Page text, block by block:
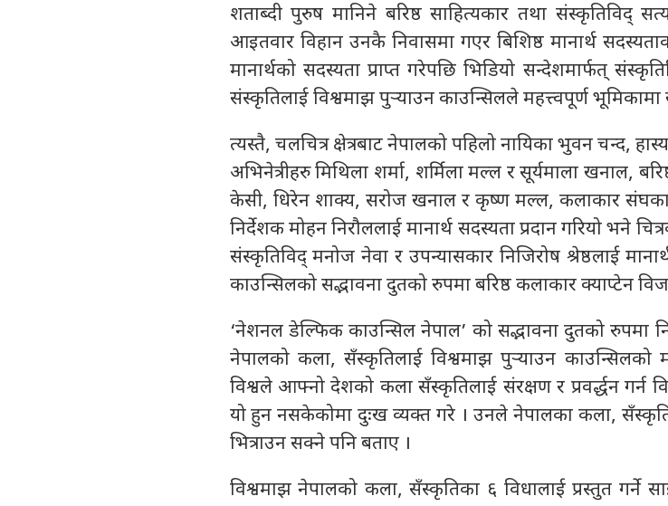
शताब्दी पुरुष मानिने बरिष्ठ साहित्यकार तथा संस्कृतिविद्
आइतवार विहान उनकै निवासमा गएर बिशिष्ठ मानार्थ
मानार्थको सदस्यता प्राप्त गरेपछि भिडियो सन्देशमार्फत्
संस्कृतिलाई विश्वमाझ पुर्‍याउन काउन्सिलले महत्त्वपूर्ण भूमिकामा
त्यस्तै, चलचित्र क्षेत्रबाट नेपालको पहिलो नायिका भुवन चन्द,
अभिनेत्रीहरु मिथिला शर्मा, शर्मिला मल्ल र सूर्यमाला खनाल,
केसी, धिरेन शाक्य, सरोज खनाल र कृष्ण मल्ल, कलाकार संघका
निर्देशक मोहन निरौललाई मानार्थ सदस्यता प्रदान गरियो भने
संस्कृतिविद् मनोज नेवा र उपन्यासकार निजिरोष श्रेष्ठलाई
काउन्सिलको सद्भावना दुतको रुपमा बरिष्ठ कलाकार क्याप्टेन
‘नेशनल डेल्फिक काउन्सिल नेपाल’ को सद्भावना दुतको रुपमा
नेपालको कला, सँस्कृतिलाई विश्वमाझ पुर्‍याउन काउन्सिलको
विश्वले आफ्नो देशको कला सँस्कृतिलाई संरक्षण र प्रवर्द्धन गर्न
यो हुन नसकेकोमा दुःख व्यक्त गरे । उनले नेपालका कला,
भित्राउन सक्ने पनि बताए ।
विश्वमाझ नेपालको कला, सँस्कृतिका ६ विधालाई प्रस्तुत गर्ने